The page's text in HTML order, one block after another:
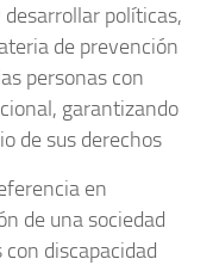
políticas,
de prevención
personas con
garantizando
de sus derechos
en
de una sociedad
discapacidad